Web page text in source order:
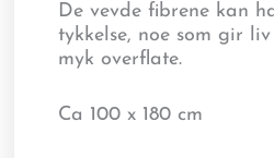
De vevde fibrene kan
tykkelse, noe som gir
myk overflate.
Ca 100 x 180 cm